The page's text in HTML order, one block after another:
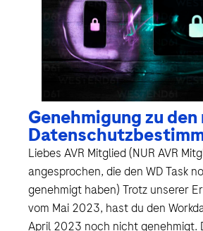
Genehmigung zu
Liebes AVR Mitglied (NUR AVR
angesprochen, die den WD Task
genehmigt haben) Trotz unserer
vom Mai 2023, hast du den
April 2023 noch nicht genehmigt.